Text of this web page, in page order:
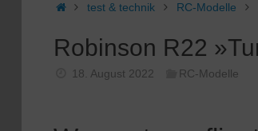
Starttest & technik RC-Modelle
Robinson R22
18. August 2022 RC-Modelle